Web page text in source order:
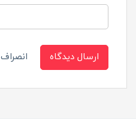
ارسال دیدگاه انصراف